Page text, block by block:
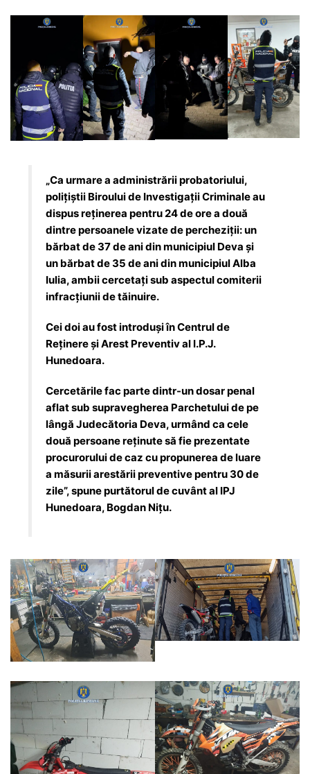
„Ca urmare a administrării probatoriului,
polițiștii Biroului de Investigații Criminale au
dispus reținerea pentru 24 de ore a două
dintre persoanele vizate de percheziții: un
bărbat de 37 de ani din municipiul Deva și
un bărbat de 35 de ani din municipiul Alba
Iulia, ambii cercetați sub aspectul comiterii
infracțiunii de tăinuire.
Cei doi au fost introduși în Centrul de
Reținere și Arest Preventiv al I.P.J.
Hunedoara.
Cercetările fac parte dintr-un dosar penal
aflat sub supravegherea Parchetului de pe
lângă Judecătoria Deva, urmând ca cele
două persoane reținute să fie prezentate
procurorului de caz cu propunerea de luare
a măsurii arestării preventive pentru 30 de
zile”, spune purtătorul de cuvânt al IPJ
Hunedoara, Bogdan Nițu.